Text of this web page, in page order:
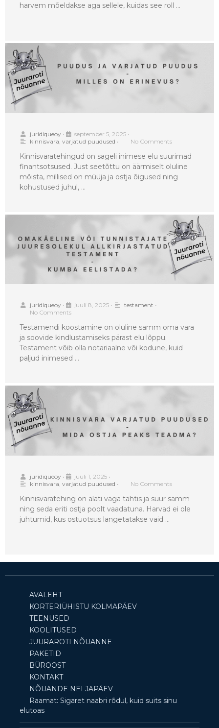
harvem mõeldakse aga sellele, kuidas see roll …
juridiqueoy • september 5, 2025 •
kinnisvara varjatud puudused • No Comments
Kinnisvaratehingud on sageli inimese elu suurimad
finantsotsused. Just seetõttu on äärmiselt oluline
mõista, millised on müüja ja ostja õigused ning
kohustused juhul, …
juridiqueoy • juuli 8, 2025 • testament •
No Comments
Testamendi koostamine on oluline samm oma vara
ja soovide kindlustamiseks pärast elu lõppu.
Testament võib olla notariaalne või kodune, kuid
paljud inimesed …
juridiqueoy • juuli 1, 2025 •
kinnisvara varjatud puudused • No Comments
Kinnisvaratehing on alati väga tähtis ja suur samm
ning seda eriti ostja poolt vaadatuna. Harvad ei ole
juhtumid, kus ostuotsus langetatakse vaid …
AVALEHT
KORTERIÜHISTU KOLMAPÄEV
TEENUSED
KOOLITUSED
JUURAROTI NÕUANNE
PAKETID
BÜROOST
KONTAKT
NÕUANDE NELJAPÄEV
Raamat: Sigaret naabri rõdul, kuid suits sinu
elutoas